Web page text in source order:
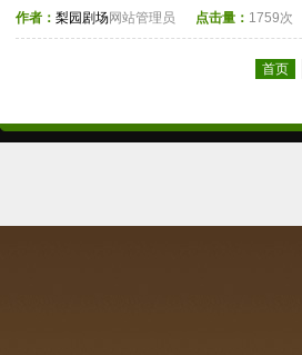
作者： 梨园剧场网站管理员 点击量： 1759次
首页